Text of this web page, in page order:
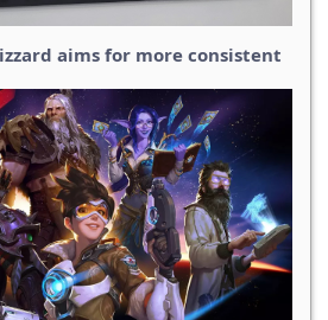
aims for more consistent